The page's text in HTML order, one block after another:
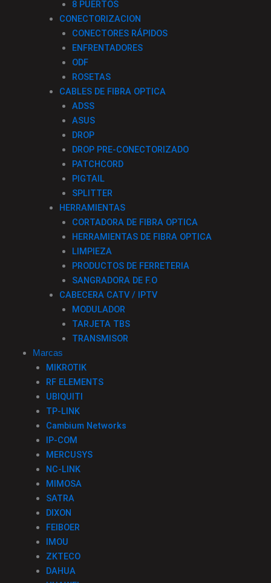
8 PUERTOS
CONECTORIZACION
CONECTORES RÁPIDOS
ENFRENTADORES
ODF
ROSETAS
CABLES DE FIBRA OPTICA
ADSS
ASUS
DROP
DROP PRE-CONECTORIZADO
PATCHCORD
PIGTAIL
SPLITTER
HERRAMIENTAS
CORTADORA DE FIBRA OPTICA
HERRAMIENTAS DE FIBRA OPTICA
LIMPIEZA
PRODUCTOS DE FERRETERIA
SANGRADORA DE F.O
CABECERA CATV / IPTV
MODULADOR
TARJETA TBS
TRANSMISOR
Marcas
MIKROTIK
RF ELEMENTS
UBIQUITI
TP-LINK
Cambium Networks
IP-COM
MERCUSYS
NC-LINK
MIMOSA
SATRA
DIXON
FEIBOER
IMOU
ZKTECO
DAHUA